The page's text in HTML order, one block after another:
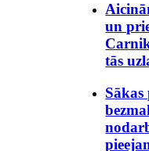
un
tās
Sākas